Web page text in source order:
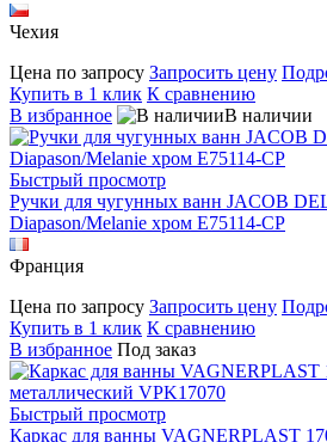
Чехия
Цена по запросу Запросить цену
Купить в 1 клик К сравнению
В избранное
В наличии
Быстрый просмотр
Ручки для чугунных ванн JACOB
Diapason/Melanie хром E75114-CP
Франция
Цена по запросу Запросить цену
Купить в 1 клик К сравнению
В избранное Под заказ
Быстрый просмотр
Каркас для ванны VAGNERPLAST